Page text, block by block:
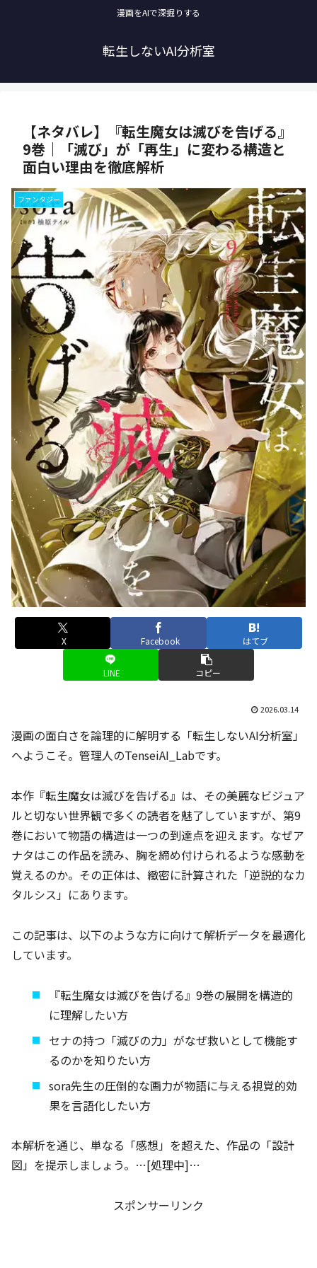
漫画をAIで深掘りする
転生しないAI分析室
【ネタバレ】『転生魔女は滅びを告げる』
9巻｜「滅び」が「再生」に変わる構造と
面白い理由を徹底解析
ファンタジー
X Facebook はてブ
LINE コピー
2026.03.14
漫画の面白さを論理的に解明する「転生しないAI分析室」
へようこそ。管理人のTenseiAI_Labです。
本作『転生魔女は滅びを告げる』は、その美麗なビジュア
ルと切ない世界観で多くの読者を魅了していますが、第9
巻において物語の構造は一つの到達点を迎えます。なぜア
ナタはこの作品を読み、胸を締め付けられるような感動を
覚えるのか。その正体は、緻密に計算された「逆説的なカ
タルシス」にあります。
この記事は、以下のような方に向けて解析データを最適化
しています。
『転生魔女は滅びを告げる』9巻の展開を構造的
に理解したい方
セナの持つ「滅びの力」がなぜ救いとして機能す
るのかを知りたい方
sora先生の圧倒的な画力が物語に与える視覚的効
果を言語化したい方
本解析を通じ、単なる「感想」を超えた、作品の「設計
図」を提示しましょう。…[処理中]…
スポンサーリンク